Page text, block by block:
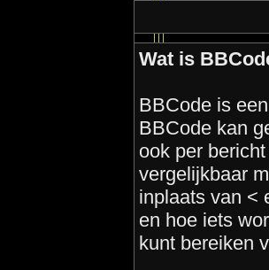
Wat is
BBCode is
BBCode kan
ook per
vergelijkbaar
inplaats van <
en hoe iets
kunt bereiken